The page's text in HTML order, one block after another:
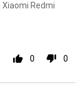
Redmi
0 0